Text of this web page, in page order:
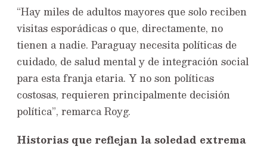
“Hay miles de adultos mayores que solo reciben
visitas esporádicas o que, directamente, no
tienen a nadie. Paraguay necesita políticas de
cuidado, de salud mental y de integración social
para esta franja etaria. Y no son políticas
costosas, requieren principalmente decisión
política”, remarca Royg.
Historias que reflejan la soledad extrema